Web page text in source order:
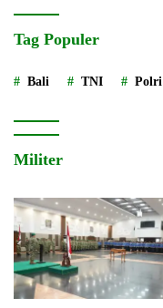
Tag Populer
Bali TNI Polri
Militer